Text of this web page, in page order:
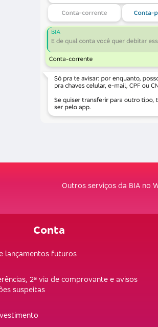
Outros serviços da BIA no
Conta
lançamentos futuros
2ª via de comprovante e avisos
suspeitas